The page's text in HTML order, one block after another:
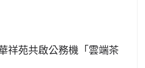
祥苑共啟公務機「雲端茶